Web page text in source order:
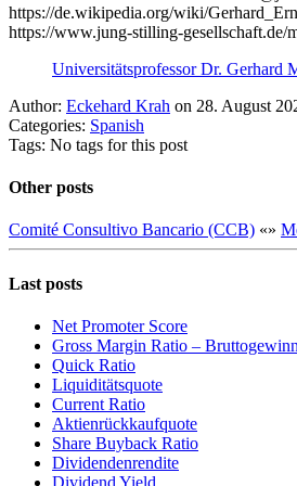
https://de.wikipedia.org/wiki/
https://www.jung-stilling-gesellschaft.de/
Universitätsprofessor Dr. Gerhard
Author: Eckehard Krah on 28. August
Categories: Spanish
Tags: No tags for this post
Other posts
Comité Consultivo Bancario (CCB) «»
Last posts
Net Promoter Score
Gro ss Margin Ratio –
Quic k Ratio
Liquiditätsquote
Current Ratio
Aktienrückkaufquote
Sha re Buyback Ratio
Dividendenrendite
Dividend Yield